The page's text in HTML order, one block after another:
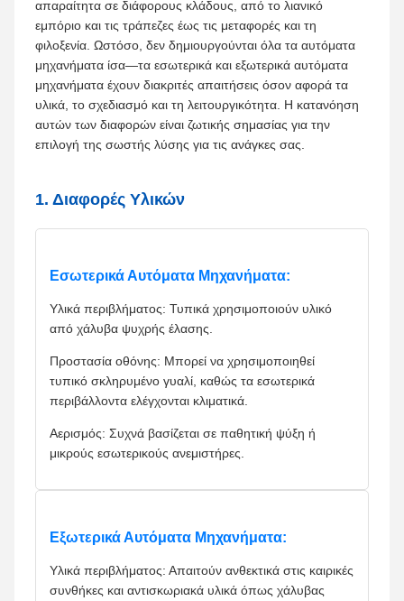
απαραίτητα σε διάφορους κλάδους, από το λιανικό
εμπόριο και τις τράπεζες έως τις μεταφορές και τη
φιλοξενία. Ωστόσο, δεν δημιουργούνται όλα τα αυτόματα
μηχανήματα ίσα—τα εσωτερικά και εξωτερικά αυτόματα
μηχανήματα έχουν διακριτές απαιτήσεις όσον αφορά τα
υλικά, το σχεδιασμό και τη λειτουργικότητα. Η κατανόηση
αυτών των διαφορών είναι ζωτικής σημασίας για την
επιλογή της σωστής λύσης για τις ανάγκες σας.
1. Διαφορές Υλικών
Εσωτερικά Αυτόματα Μηχανήματα:
Υλικά περιβλήματος: Τυπικά χρησιμοποιούν υλικό
από χάλυβα ψυχρής έλασης.
Προστασία οθόνης: Μπορεί να χρησιμοποιηθεί
τυπικό σκληρυμένο γυαλί, καθώς τα εσωτερικά
περιβάλλοντα ελέγχονται κλιματικά.
Αερισμός: Συχνά βασίζεται σε παθητική ψύξη ή
μικρούς εσωτερικούς ανεμιστήρες.
Εξωτερικά Αυτόματα Μηχανήματα:
Υλικά περιβλήματος: Απαιτούν ανθεκτικά στις καιρικές
συνθήκες και αντισκωριακά υλικά όπως χάλυβας